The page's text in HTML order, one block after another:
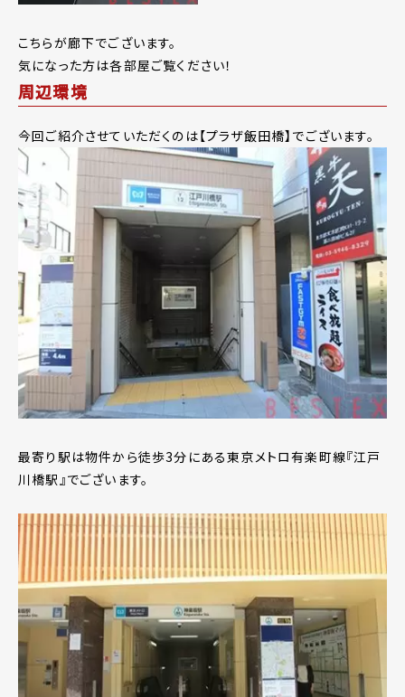
こちらが廊下でございます。
気になった方は各部屋ご覧ください！
周辺環境
今回ご紹介させていただくのは【プラザ飯田橋】でございます。
最寄り駅は物件から徒歩3分にある東京メトロ有楽町線『江戸
川橋駅』でございます。